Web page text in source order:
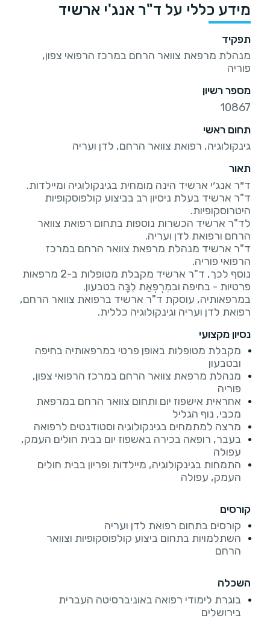
מידע כללי על ד"ר אנג'י ארשיד
תפקיד
מנהלת מרפאת צוואר הרחם במרכז הרפואי צפון,
פוריה
מספר רשיון
10867
תחום ראשי
גינקולוגיה, רפואת צוואר הרחם, לדן ועריה
תאור
ד"ר ארשיד בעלת ניסיון רב בביצוע קולפוסקופיות
לד"ר ארשיד הכשרות נוספות בתחום רפואת צוואר
ד"ר ארשיד מנהלת מרפאת צוואר הרחם במרכז
נוסף לכך, ד"ר ארשיד מקבלת מטופלות ב-2 מרפאות
במרפאותיה, עוסקת ד"ר ארשיד ברפואת צוואר הרחם,
רפואת לדן ועריה וגינקולוגיה כללית.
נסיון מקצועי
מקבלת מטופלות באופן פרטי במרפאותיה בחיפה
ובטבעון
מנהלת מרפאת צוואר הרחם במרכז הרפואי צפון,
פוריה
אחראית אישפוז יום ותחום צוואר הרחם במרפאת
מכבי, נוף הגליל
מרצה למתמחים בגינקולוגיה וסטודנטים לרפואה
בעבר, רופאה בכירה באשפוז יום בבית חולים העמק,
עפולה
התמחות בגינקולוגיה, מיילדות ופריון בבית חולים
העמק, עפולה
קורסים
קורסים בתחום רפואת לדן ועריה
השתלמויות בתחום ביצוע קולפוסקופיות וצוואר
הרחם
השכלה
בוגרת לימודי רפואה באוניברסיטה העברית
בירושלים